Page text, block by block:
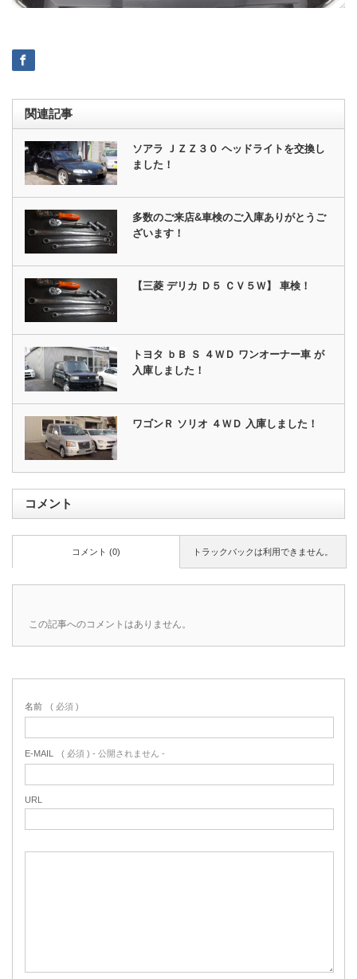
関連記事
ソアラ ＪＺＺ３０ ヘッドライトを交換し
ました！
多数のご来店&車検のご入庫ありがとうご
ざいます！
【三菱 デリカ Ｄ５ ＣＶ５Ｗ】 車検！
トヨタ ｂＢ Ｓ ４ＷＤ ワンオーナー車 が
入庫しました！
ワゴンＲ ソリオ ４ＷＤ 入庫しました！
コメント
トラックバックは利用できません。
コメント (0)
この記事へのコメントはありません。
名前 ( 必須 )
E-MAIL ( 必須 ) - 公開されません -
URL